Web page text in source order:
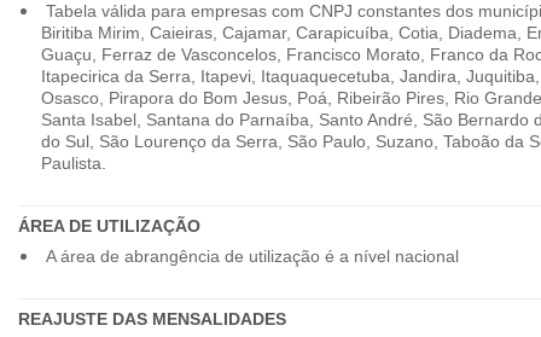
Tabela válida para empresas com CNPJ constantes dos
Biritiba Mirim, Caieiras, Cajamar, Carapicuíba, Cotia, Diadema,
Guaçu, Ferraz de Vasconcelos, Francisco Morato, Franco da
Itapecirica da Serra, Itapevi, Itaquaquecetuba, Jandira,
Osasco, Pirapora do Bom Jesus, Poá, Ribeirão Pires, Rio
Santa Isabel, Santana do Parnaíba, Santo André, São Bernardo
do Sul, São Lourenço da Serra, São Paulo, Suzano, Taboão da
Paulista.
ÁREA DE UTILIZAÇÃO
A área de abrangência de utilização é a nível nacional
REAJUSTE DAS MENSALIDADES